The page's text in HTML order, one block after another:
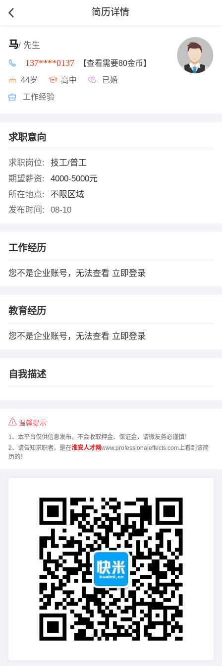
简历详情
马/ 先生
137****0137 【查看需要80金币】
44岁 高中 已婚
工作经验
求职意向
求职岗位:
技工/普工
期望薪资:
4000-5000元
所在地点:
不限区域
发布时间:
08-10
工作经历
您不是企业账号，无法查看 立即登录
教育经历
您不是企业账号，无法查看 立即登录
自我描述
温馨提示
1、本平台仅供信息发布，不会收取押金、保证金，请微友务必谨慎！
2、请告知求职者，是在淮安人才网www.professionaleffects.com上看到该简
历的！